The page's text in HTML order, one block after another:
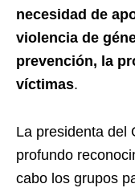
necesidad de
violencia de
prevención, la
víctimas.
La presidenta del
profundo
cabo los grupos